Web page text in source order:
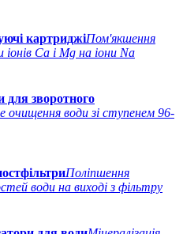
картриджіПом'якшення
Ca і Mg на іони Na
зворотного
очищення води зі ступенем 96-
Поліпшення
води на виході з фільтру